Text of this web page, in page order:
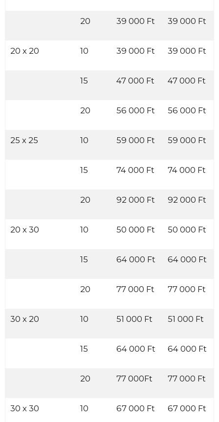
20 39 000 Ft 39 000 Ft
20 x 20 10 39 000 Ft 39 000 Ft
15 47 000 Ft 47 000 Ft
20 56 000 Ft 56 000 Ft
25 x 25 10 59 000 Ft 59 000 Ft
15 74 000 Ft 74 000 Ft
20 92 000 Ft 92 000 Ft
20 x 30 10 50 000 Ft 50 000 Ft
15 64 000 Ft 64 000 Ft
20 77 000 Ft 77 000 Ft
30 x 20 10 51 000 Ft 51 000 Ft
15 64 000 Ft 64 000 Ft
20 77 000Ft 77 000 Ft
30 x 30 10 67 000 Ft 67 000 Ft